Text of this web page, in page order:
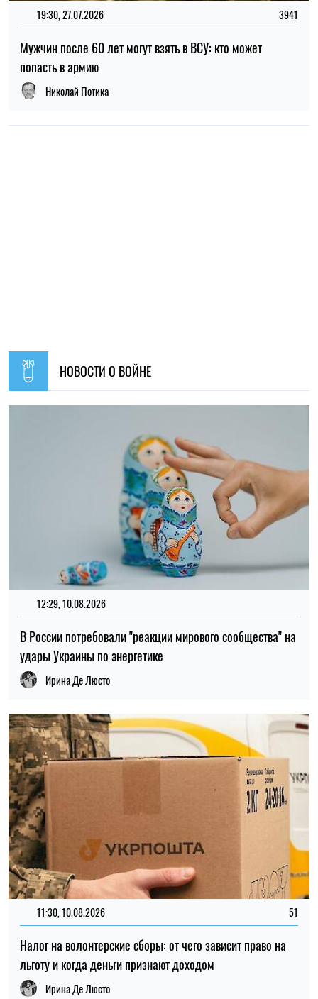
НОВОСТИ О ВОЙНЕ
12:29, 10.08.2026
В России потребовали "реакции мирового сообщества" на
удары Украины по энергетике
11:30, 10.08.2026
льготу и когда деньги признают доходом
Ирина Де Люсто
19:30, 07.08.2026